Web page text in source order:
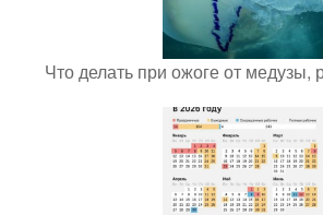
Что делать при ожоге от медузы,